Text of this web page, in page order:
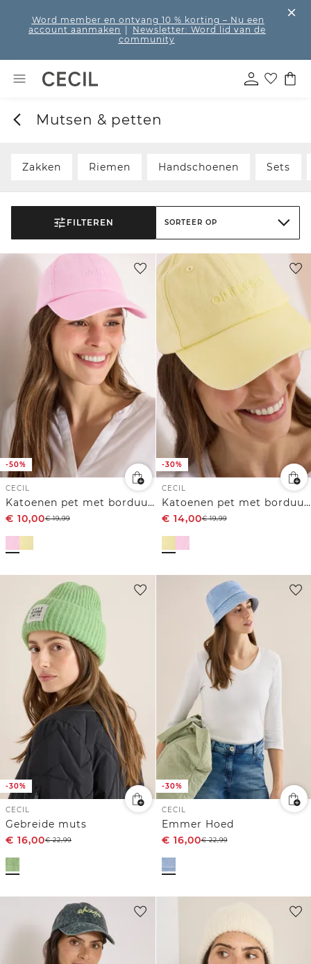
Word member en ontvang 10 % korting – Nu een
account aanmaken
Newsletter: Word lid van de
community
Mutsen & petten
Zakken Riemen Handschoenen Sets
FILTEREN SORTEER OP
-50%
CECIL
Katoenen pet met borduursel
€ 10,00€19,99
-30%
CECIL
Katoenen pet met borduursel
€ 14,00€19,99
-30%
CECIL
Gebreide muts
€ 16,00€22,99
-30%
CECIL
Emmer Hoed
€ 16,00€22,99